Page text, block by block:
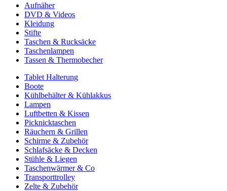
Aufnäher
DVD & Videos
Kleidung
Stifte
Taschen & Rucksäcke
Taschenlampen
Tassen & Thermobecher
Tablet Halterung
Boote
Kühlbehälter & Kühlakkus
Lampen
Luftbetten & Kissen
Picknicktaschen
Räuchern & Grillen
Schirme & Zubehör
Schlafsäcke & Decken
Stühle & Liegen
Taschenwärmer & Co
Transporttrolley
Zelte & Zubehör